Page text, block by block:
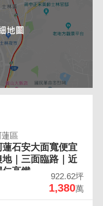
蓮區
蓮石安大面寬便宜
地｜三面臨路｜近
仁高鐵
922.62坪
1,380萬